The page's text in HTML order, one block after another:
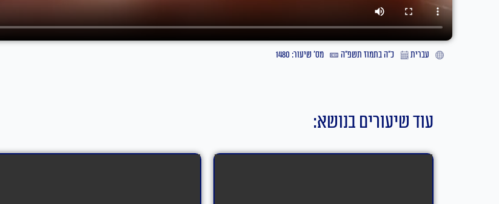
עברית כ״ה בתמוז תשפ״ה מס' שיעור: 1480
עוד שיעורים בנושא: